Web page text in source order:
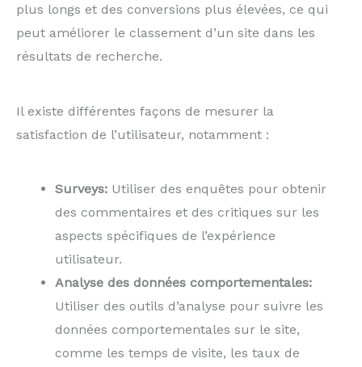
plus longs et des conversions plus élevées, ce qui
peut améliorer le classement d’un site dans les
résultats de recherche.
Il existe différentes façons de mesurer la
satisfaction de l’utilisateur, notamment :
Surveys: Utiliser des enquêtes pour obtenir
des commentaires et des critiques sur les
aspects spécifiques de l’expérience
utilisateur.
Analyse des données comportementales:
Utiliser des outils d’analyse pour suivre les
données comportementales sur le site,
comme les temps de visite, les taux de